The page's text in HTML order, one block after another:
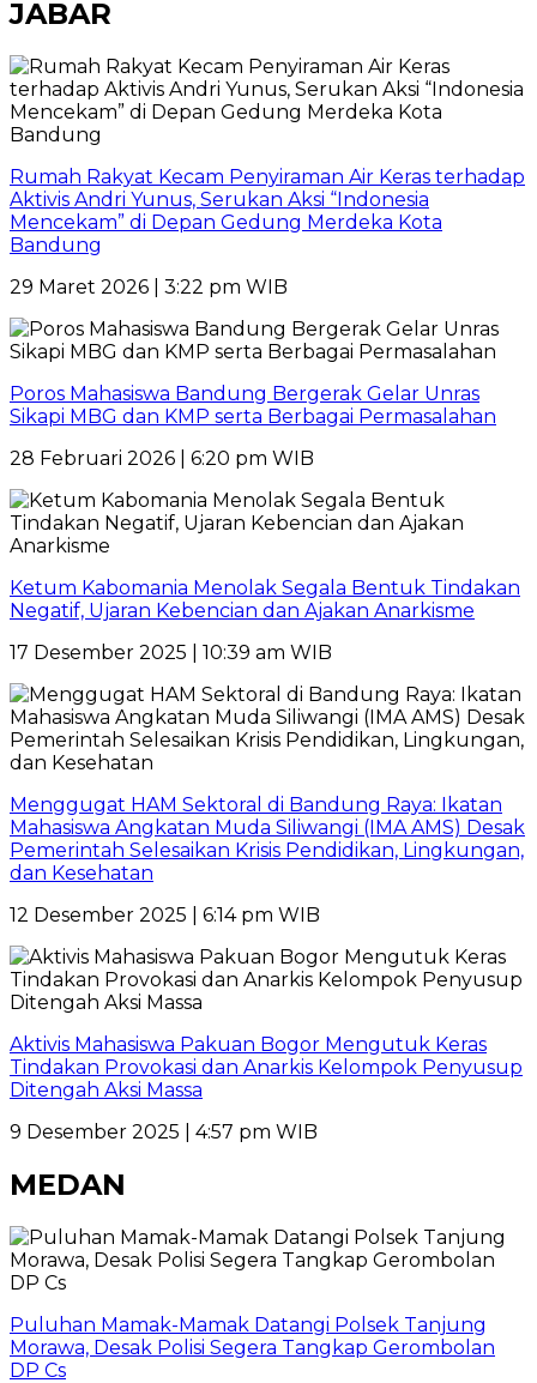
JABAR
Rumah Rakyat Kecam Penyiraman Air Keras terhadap
Aktivis Andri Yunus, Serukan Aksi “Indonesia
Mencekam” di Depan Gedung Merdeka Kota
Bandung
29 Maret 2026 | 3:22 pm WIB
Poros Mahasiswa Bandung Bergerak Gelar Unras
Sikapi MBG dan KMP serta Berbagai Permasalahan
28 Februari 2026 | 6:20 pm WIB
Ketum Kabomania Menolak Segala Bentuk Tindakan
Negatif, Ujaran Kebencian dan Ajakan Anarkisme
17 Desember 2025 | 10:39 am WIB
Menggugat HAM Sektoral di Bandung Raya: Ikatan
Mahasiswa Angkatan Muda Siliwangi (IMA AMS) Desak
Pemerintah Selesaikan Krisis Pendidikan, Lingkungan,
dan Kesehatan
12 Desember 2025 | 6:14 pm WIB
Aktivis Mahasiswa Pakuan Bogor Mengutuk Keras
Tindakan Provokasi dan Anarkis Kelompok Penyusup
Ditengah Aksi Massa
9 Desember 2025 | 4:57 pm WIB
MEDAN
Puluhan Mamak-Mamak Datangi Polsek Tanjung
Morawa, Desak Polisi Segera Tangkap Gerombolan
DP Cs